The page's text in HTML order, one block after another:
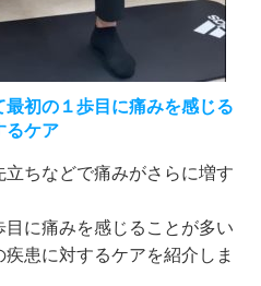
最初の１歩目に痛みを感じる
るケア
ちなどで痛みがさらに増す
に痛みを感じることが多い
患に対するケアを紹介しま